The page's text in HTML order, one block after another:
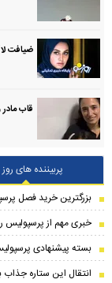
ضیافت
قاب
پربیننده های روز
بزرگترین خرید فصل
خبری مهم از پرسپولیس
بسته پیشنهادی
انتقال این ستاره